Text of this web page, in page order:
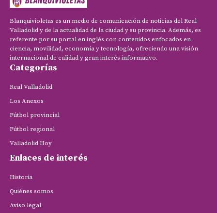
Blanquivioletas es un medio de comunicación de noticias del Real
Valladolid y de la actualidad de la ciudad y su provincia. Además, es
referente por su portal en inglés con contenidos enfocados en
ciencia, movilidad, economía y tecnología, ofreciendo una visión
internacional de calidad y gran interés informativo.
Categorías
Real Valladolid
Los Anexos
Fútbol provincial
Fútbol regional
Valladolid Hoy
Enlaces de interés
Historia
Quiénes somos
Aviso legal